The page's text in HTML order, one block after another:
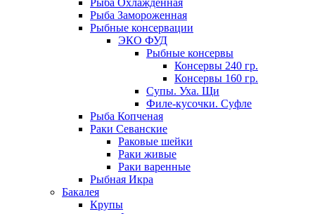
Рыба Охлажденная
Рыба Замороженная
Рыбные консервации
ЭКО ФУД
Рыбные консервы
Консервы 240 гр.
Консервы 160 гр.
Супы. Уха. Щи
Филе-кусочки. Суфле
Рыба Копченая
Раки Севанские
Раковые шейки
Раки живые
Раки варенные
Рыбная Икра
Бакалея
Крупы